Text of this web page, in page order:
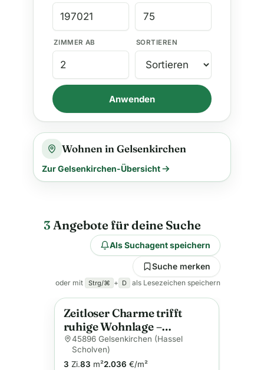
ZIMMER AB SORTIEREN
Anwenden
Wohnen in Gelsenkirchen
Zur Gelsenkirchen-Übersicht
3 Angebote für deine Suche
Als Suchagent speichern
Suche merken
oder mit Strg/⌘ + D als Lesezeichen speichern
Anzeige
Zeitloser Charme trifft
ruhige Wohnlage –
Zechenhaus in
Gelsenkirchen-Hassel
45896 Gelsenkirchen (Hassel
Scholven)
3 Zi.83 m²2.036 €/m²